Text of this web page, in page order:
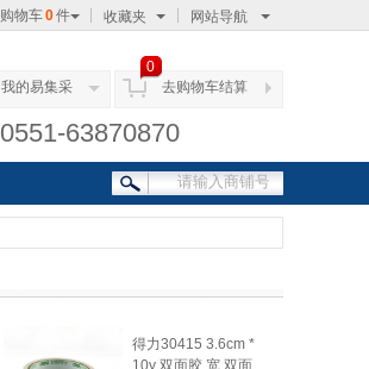
购物车0件 收藏夹 网站导航
我的易集采
0
去购物车结算
0551-63870870
得力30415 3.6cm *
10y 双面胶 宽 双面